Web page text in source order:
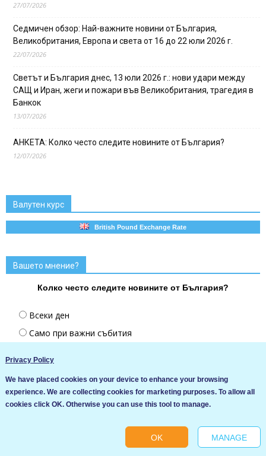
27/07/2026
Седмичен обзор: Най-важните новини от България,
Великобритания, Европа и света от 16 до 22 юли 2026 г.
22/07/2026
Светът и България днес, 13 юли 2026 г.: нови удари между
САЩ и Иран, жеги и пожари във Великобритания, трагедия в
Банкок
13/07/2026
АНКЕТА: Колко често следите новините от България?
12/07/2026
Валутен курс
British Pound Exchange Rate
Вашето мнение?
Колко често следите новините от България?
Всеки ден
Само при важни събития
Покажи резултатите
Privacy Policy
We have placed cookies on your device to enhance your browsing
experience. We are collecting cookies for marketing purposes. To allow all
cookies click OK. Otherwise you can use this tool to manage.
OK MANAGE
Ние използваме бисквитки за да подобрим услугите си. Ако
продължите да посещавате този сайт, ние приемаме, че се